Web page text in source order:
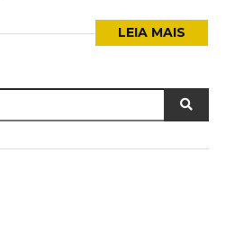
LEIA MAIS